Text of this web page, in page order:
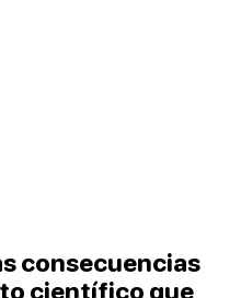
consecuencias
científico que